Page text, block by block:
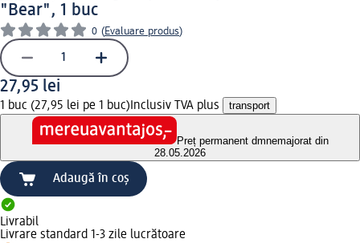
"Bear", 1 buc
0 (Evaluare produs)
27,95 lei
1 buc (27,95 lei pe 1 buc) Inclusiv TVA plus transport
Preț permanent dmnemajorat din
28.05.2026
Adaugă în coș
Livrabil
Livrare standard 1-3 zile lucrătoare